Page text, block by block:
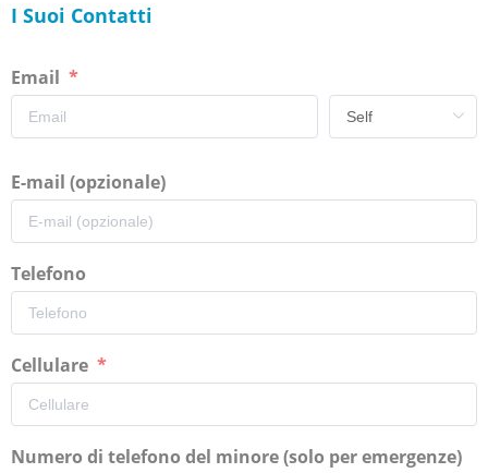
I Suoi Contatti
Email
E-mail (opzionale)
Telefono
Cellulare
Numero di telefono del minore (solo per emergenze)